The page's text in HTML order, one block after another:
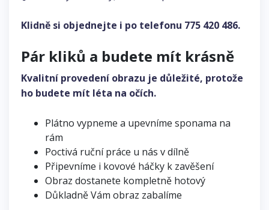
Klidně si objednejte i po telefonu 775 420 486.
Pár kliků a budete mít krásně
Kvalitní provedení obrazu je důležité, protože
ho budete mít léta na očích.
Plátno vypneme a upevníme sponama na
rám
Poctivá ruční práce u nás v dílně
Připevníme i kovové háčky k zavěšení
Obraz dostanete kompletně hotový
Důkladně Vám obraz zabalíme